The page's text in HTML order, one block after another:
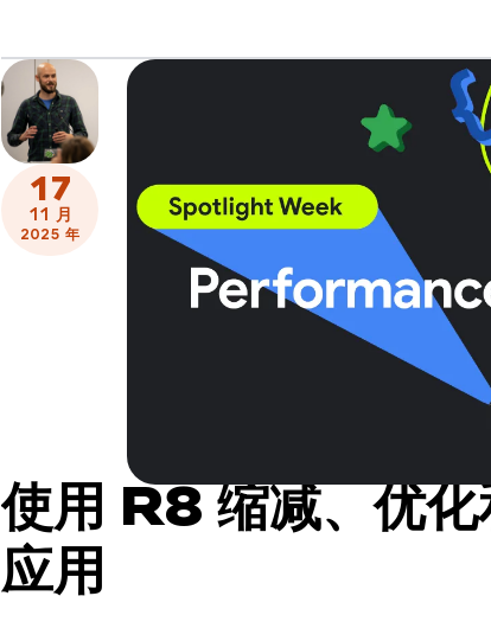
17
11 月
2025 年
使用 R8 缩减、优
应用